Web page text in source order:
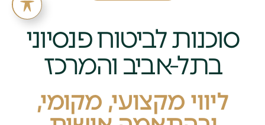
סוכנות לביטוח פנסיוני
בתל-אביב והמרכז
ליווי מקצועי, מקומי,